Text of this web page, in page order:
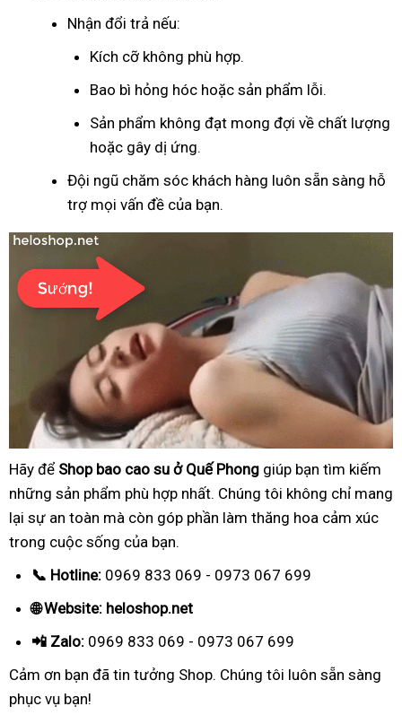
Nhận đổi trả nếu:
Kích cỡ không phù hợp.
Bao bì hỏng hóc hoặc sản phẩm lỗi.
Sản phẩm không đạt mong đợi về chất lượng
hoặc gây dị ứng.
Đội ngũ chăm sóc khách hàng luôn sẵn sàng hỗ
trợ mọi vấn đề của bạn.
Hãy để Shop bao cao su ở Quế Phong giúp bạn tìm kiếm
những sản phẩm phù hợp nhất. Chúng tôi không chỉ mang
lại sự an toàn mà còn góp phần làm thăng hoa cảm xúc
trong cuộc sống của bạn.
📞 Hotline: 0969 833 069 - 0973 067 699
🌐 Website: heloshop.net
📲 Zalo: 0969 833 069 - 0973 067 699
Cảm ơn bạn đã tin tưởng Shop. Chúng tôi luôn sẵn sàng
phục vụ bạn!